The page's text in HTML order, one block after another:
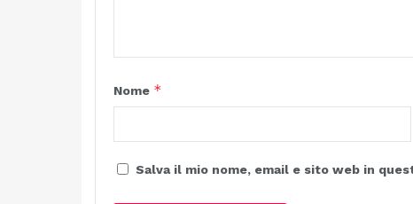
Nome *
Salva il mio nome, email e sito web in